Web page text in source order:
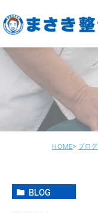
HOME ブログ
BLOG